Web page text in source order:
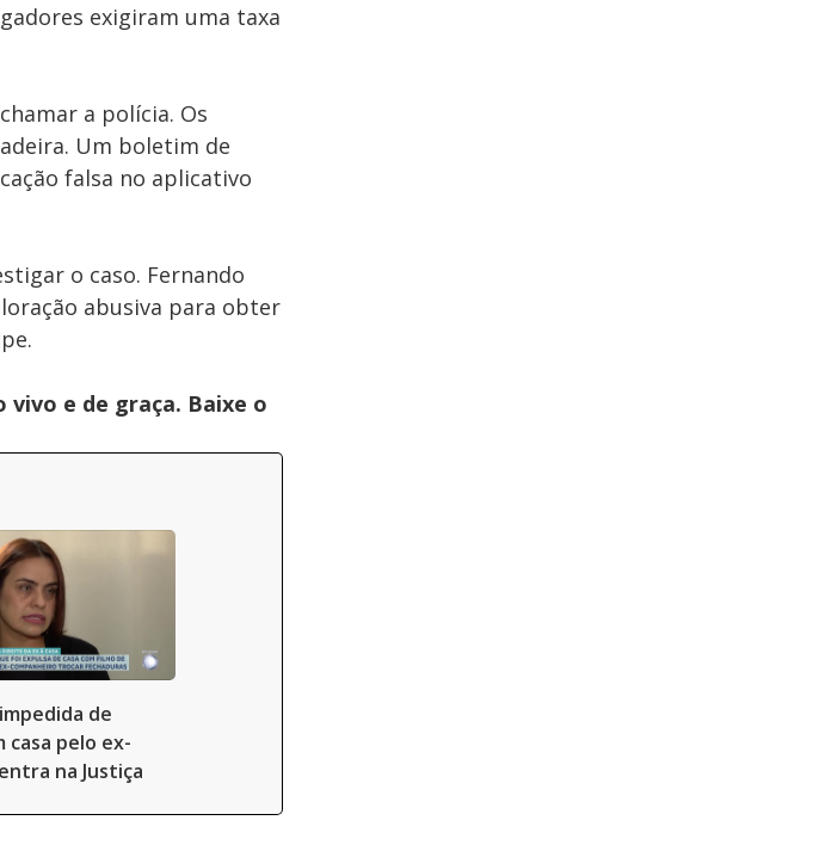
exigiram uma taxa
a polícia. Os
Um boletim de
falsa no aplicativo
o caso. Fernando
abusiva para obter
vivo e de graça. Baixe o
de
casa pelo ex-
na Justiça